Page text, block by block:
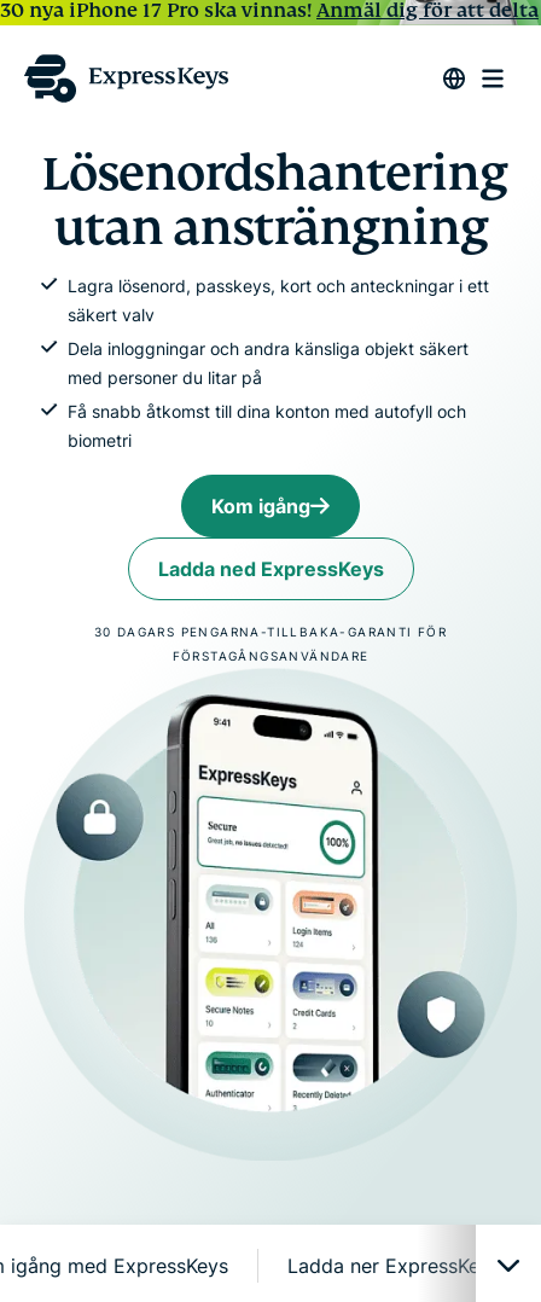
30 nya iPhone 17 Pro ska vinnas!Anmäl dig för att delta
Lösenordshantering
utan ansträngning
Lagra lösenord, passkeys, kort och anteckningar i ett
säkert valv
Dela inloggningar och andra känsliga objekt säkert
med personer du litar på
Få snabb åtkomst till dina konton med autofyll och
biometri
Kom igång
Ladda ned ExpressKeys
30 DAGARS PENGARNA-TILLBAKA-GARANTI FÖR
FÖRSTAGÅNGSANVÄNDARE
igång med ExpressKeys Ladda ner ExpressKeys på